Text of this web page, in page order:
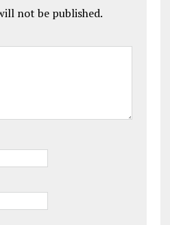
not be published.